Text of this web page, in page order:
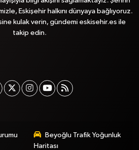
Eskişehir halkını dünyaya bağlıyoruz.
kulak verin, gündemi eskisehir.es ile
takip edin.
Beyoğlu Trafik Yoğunluk
Haritası